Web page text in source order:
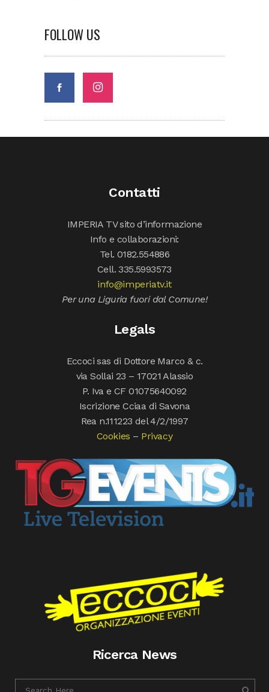
FOLLOW US
Contatti
IMPERIA TV sito d’informazione
Info e collaborazioni:
Tel. 0182.554886
Cell. 335.5993573
info@imperiatv.it
Per una Liguria fuori dal Comune!
Legals
Eccoci sas di Dottore Marco & c.
via Sollai 23 – 17021 Alassio
P. Iva e CF 01075640092
Iscrizione Cciaa di Savona
Rea n.111223 del 4/2/1997
Cookies – Privacy
Ricerca News